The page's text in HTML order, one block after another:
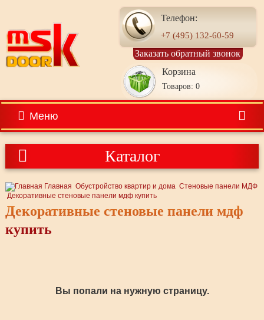
Телефон:
+7 (495) 132-60-59
Заказать обратный звонок
Корзина
Товаров: 0
Меню
Каталог
Главная Обустройство квартир и дома Стеновые панели МДФ
Декоративные стеновые панели мдф купить
Декоративные стеновые панели мдф
купить
Вы попали на нужную страницу.